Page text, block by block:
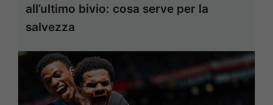
all’ultimo bivio: cosa serve per la
salvezza